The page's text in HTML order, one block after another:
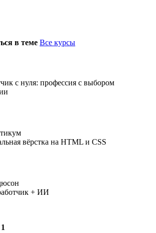
в теме Все курсы
с нуля: профессия с выбором
вёрстка на HTML и CSS
+ ИИ
1